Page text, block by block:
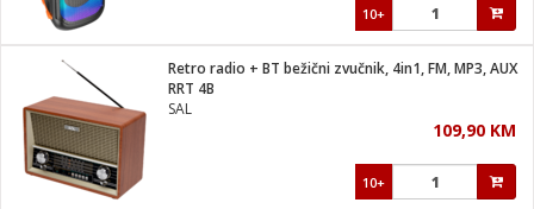
10+
Retro radio + BT bežični zvučnik, 4in1, FM, MP3, AUX
RRT 4B
SAL
109,90 KM
10+